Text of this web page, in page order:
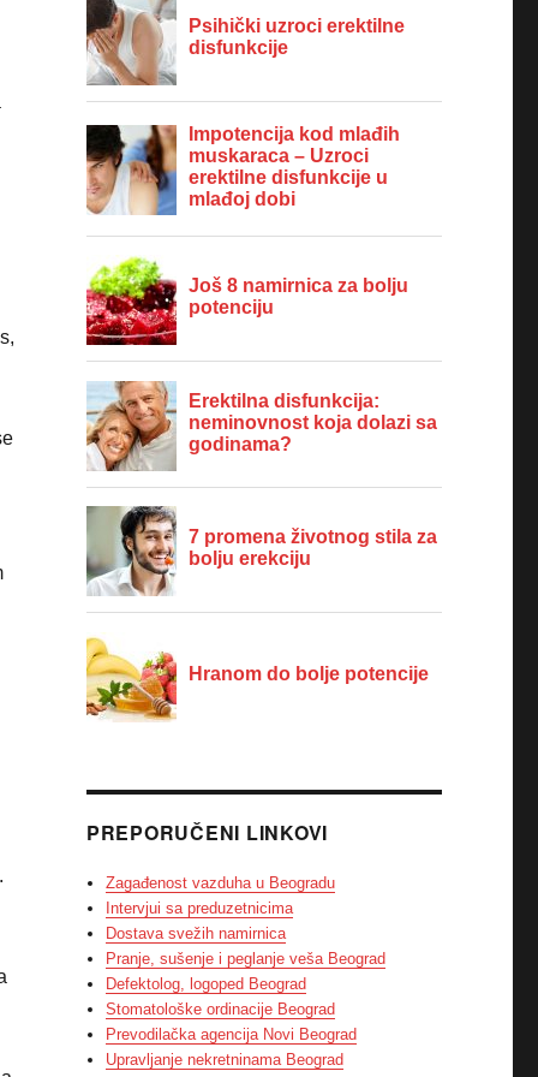
PREPORUČENI LINKOVI
Zagađenost vazduha u Beogradu
Intervjui sa preduzetnicima
Dostava svežih namirnica
Pranje, sušenje i peglanje veša Beograd
Defektolog, logoped Beograd
Stomatološke ordinacije Beograd
Prevodilačka agencija Novi Beograd
Upravljanje nekretninama Beograd